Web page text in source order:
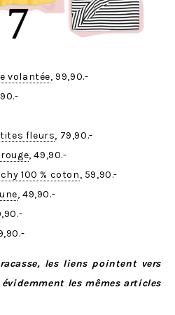
volantée, 99,90.-
fleurs, 79,90.-
, 49,90.-
100 % coton, 59,90.-
, 49,90.-
les liens pointent vers
les mêmes articles